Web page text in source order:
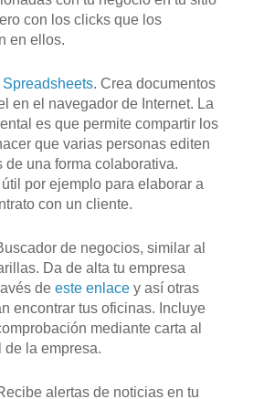
con los clicksque los
en ellos.
Spreadsheets. Crea documentos
en el navegador de Internet. La
es que permite compartir los
que varias personas editen
de una forma colaborativa.
por ejemplo para elaborar a
con un cliente.
de negocios, similar al
Da de alta tu empresa
de este enlace y así otras
encontrar tus oficinas. Incluye
mediante carta al
la empresa.
alertas de noticiasen tu